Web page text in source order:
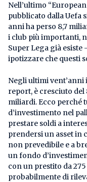
Nell’ultimo
pubblicato dalla Uefa
anni ha perso 8,7
i club più importanti,
Super Lega già esiste
ipotizzare che questi
Negli ultimi
report, è cresciuto
miliardi. Ecco perché
d’investimento nel
prestare soldi a
prendersi un asset in
non prevedibile e a
un fondo
con un prestito da
probabilmente di